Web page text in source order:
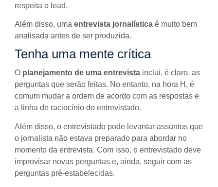
respeita o lead.
Além disso, uma entrevista jornalística é muito bem
analisada antes de ser produzida.
Tenha uma mente crítica
O planejamento de uma entrevista inclui, é claro, as
perguntas que serão feitas. No entanto, na hora H, é
comum mudar a ordem de acordo com as respostas e
a linha de raciocínio do entrevistado.
Além disso, o entrevistado pode levantar assuntos que
o jornalista não estava preparado para abordar no
momento da entrevista. Com isso, o entrevistado deve
improvisar novas perguntas e, ainda, seguir com as
perguntas pré-estabelecidas.